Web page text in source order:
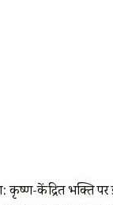
कृष्ण-केंद्रित